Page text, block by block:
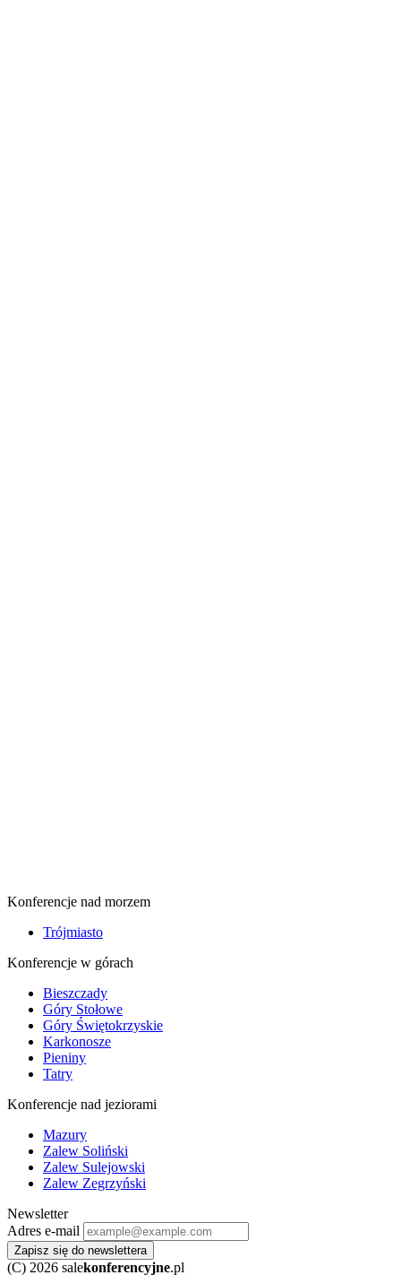
Konferencje nad morzem
Trójmiasto
Konferencje w górach
Bieszczady
Góry Stołowe
Góry Świętokrzyskie
Karkonosze
Pieniny
Tatry
Konferencje nad jeziorami
Mazury
Zalew Soliński
Zalew Sulejowski
Zalew Zegrzyński
Newsletter
Adres e-mail
Zapisz się do newslettera
(C) 2026 salekonferencyjne.pl